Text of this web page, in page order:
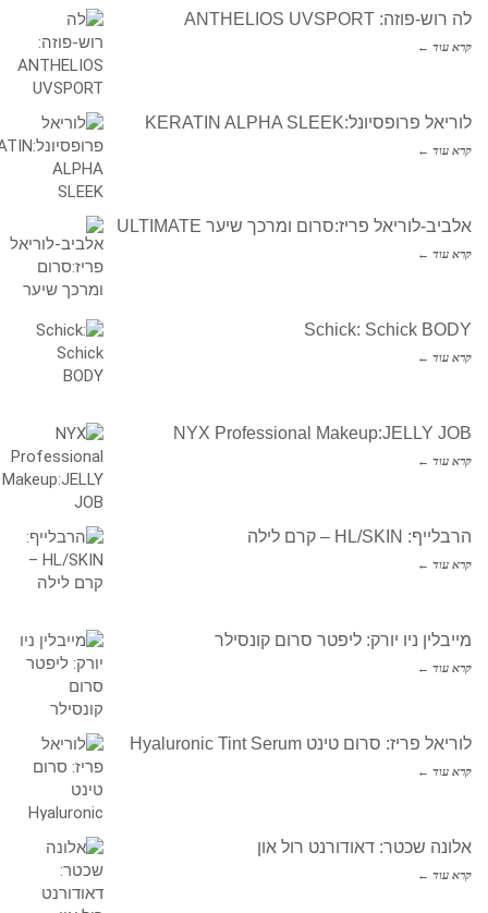
לה רוש-פוזה: ANTHELIOS UVSPORT
קרא עוד ←
לוריאל פרופסיונל:KERATIN ALPHA SLEEK
קרא עוד ←
אלביב-לוריאל פריז:סרום ומרכך שיער ULTIMATE
קרא עוד ←
Schick: Schick BODY
קרא עוד ←
NYX Professional Makeup:JELLY JOB
קרא עוד ←
הרבלייף: HL/SKIN – קרם לילה
קרא עוד ←
מייבלין ניו יורק: ליפטר סרום קונסילר
קרא עוד ←
לוריאל פריז: סרום טינט Hyaluronic Tint Serum
קרא עוד ←
אלונה שכטר: דאודורנט רול און
קרא עוד ←